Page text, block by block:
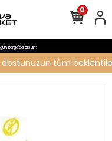
kargo'da olsun!
tüm
0